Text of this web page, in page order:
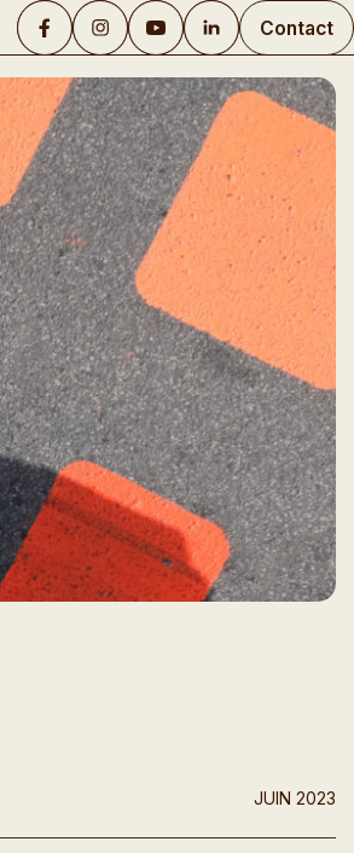
Contact
JUIN 2023